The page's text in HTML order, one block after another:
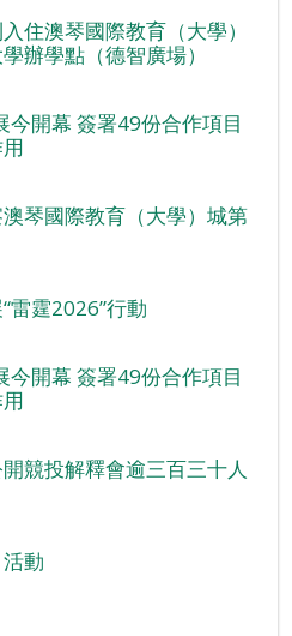
住澳琴國際教育（大學）
學點（德智廣場）
開幕 簽署49份合作項目
琴國際教育（大學）城第
雷霆2026”行動
開幕 簽署49份合作項目
競投解釋會逾三百三十人
動